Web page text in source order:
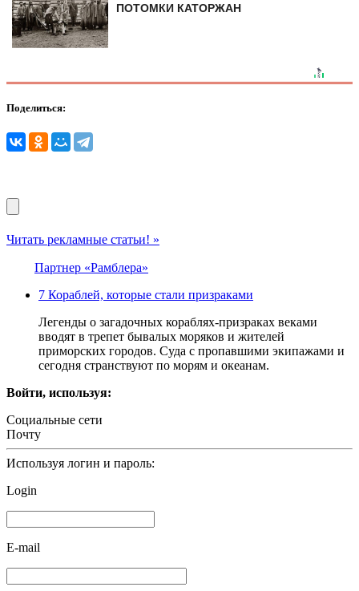
ПОТОМКИ КАТОРЖАН
Поделиться:
Читать рекламные статьи! »
Партнер «Рамблера»
7 Кораблей, которые стали призраками
Легенды о загадочных кораблях-призраках веками
вводят в трепет бывалых моряков и жителей
приморских городов. Суда с пропавшими экипажами и
сегодня странствуют по морям и океанам.
Войти, используя:
Социальные сети
Почту
Используя логин и пароль:
Login
E-mail